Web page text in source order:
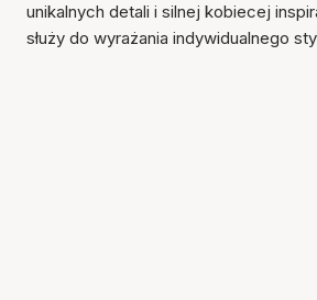
unikalnych detali i silnej kobiecej
służy do wyrażania indywidualnego